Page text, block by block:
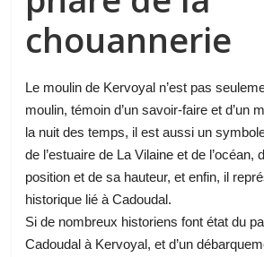
chouannerie
Le moulin de Kervoyal n’est pas
moulin, témoin d’un savoir-faire et d’un
la nuit des temps, il est aussi un
de l’estuaire de La Vilaine et de l’océan,
position et de sa hauteur, et enfin, il
historique lié à Cadoudal.
Si de nombreux historiens font état du
Cadoudal à Kervoyal, et d’un